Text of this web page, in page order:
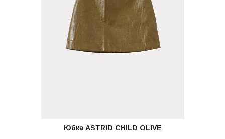
Юбка ASTRID CHILD OLIVE